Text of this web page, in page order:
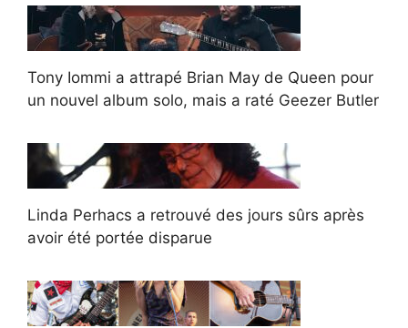
Tony Iommi a attrapé Brian May de Queen pour
un nouvel album solo, mais a raté Geezer Butler
Linda Perhacs a retrouvé des jours sûrs après
avoir été portée disparue